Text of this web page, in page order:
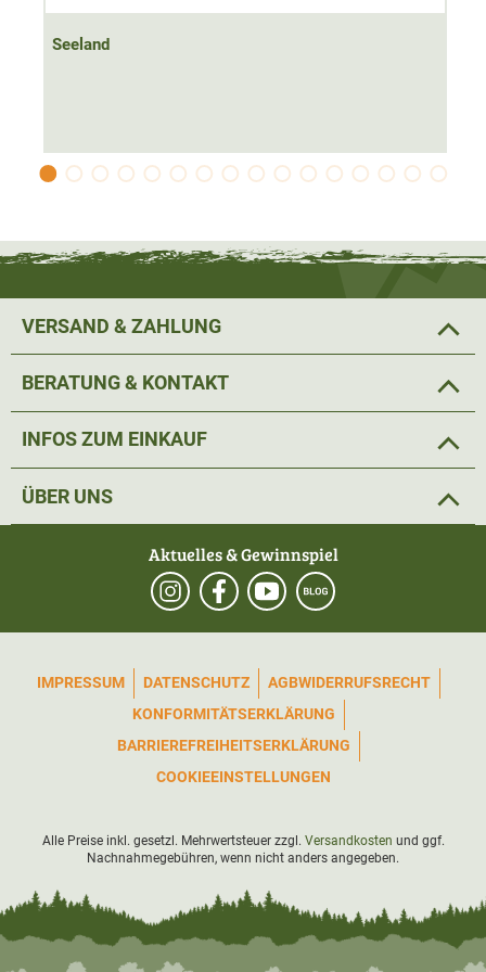
Seeland
VERSAND & ZAHLUNG
BERATUNG & KONTAKT
INFOS ZUM EINKAUF
ÜBER UNS
Aktuelles & Gewinnspiel
IMPRESSUM DATENSCHUTZ AGBWIDERRUFSRECHT
KONFORMITÄTSERKLÄRUNG
BARRIEREFREIHEITSERKLÄRUNG
COOKIEEINSTELLUNGEN
Alle Preise inkl. gesetzl. Mehrwertsteuer zzgl. Versandkosten und ggf.
Nachnahmegebühren, wenn nicht anders angegeben.